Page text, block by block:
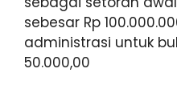
sebesar Rp
administrasi untuk
50.000,00